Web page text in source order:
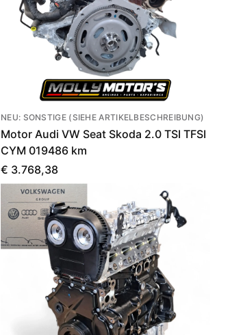
NEU: SONSTIGE (SIEHE ARTIKELBESCHREIBUNG)
Motor Audi VW Seat Skoda 2.0 TSI TFSI
CYM 019486 km
€ 3.768,38